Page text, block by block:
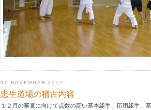
07 NOVEMBER 2017
忠生道場の稽古内容
１２月の審査に向けて点数の高い基本組手、応用組手、